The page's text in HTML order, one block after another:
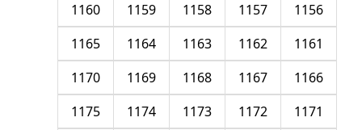
1156
1157
1158
1159
1160
1161
1162
1163
1164
1165
1166
1167
1168
1169
1170
1171
1172
1173
1174
1175